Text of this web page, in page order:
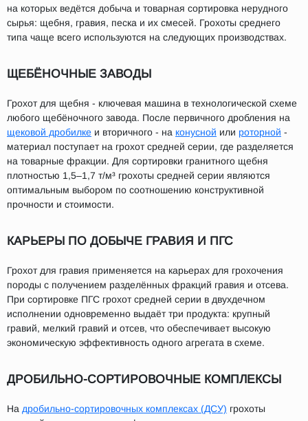
на которых ведётся добыча и товарная сортировка нерудного
сырья: щебня, гравия, песка и их смесей. Грохоты среднего
типа чаще всего используются на следующих производствах.
ЩЕБЁНОЧНЫЕ ЗАВОДЫ
Грохот для щебня - ключевая машина в технологической схеме
любого щебёночного завода. После первичного дробления на
щековой дробилке и вторичного - на конусной или роторной -
материал поступает на грохот средней серии, где разделяется
на товарные фракции. Для сортировки гранитного щебня
плотностью 1,5–1,7 т/м³ грохоты средней серии являются
оптимальным выбором по соотношению конструктивной
прочности и стоимости.
КАРЬЕРЫ ПО ДОБЫЧЕ ГРАВИЯ И ПГС
Грохот для гравия применяется на карьерах для грохочения
породы с получением разделённых фракций гравия и отсева.
При сортировке ПГС грохот средней серии в двухдечном
исполнении одновременно выдаёт три продукта: крупный
гравий, мелкий гравий и отсев, что обеспечивает высокую
экономическую эффективность одного агрегата в схеме.
ДРОБИЛЬНО-СОРТИРОВОЧНЫЕ КОМПЛЕКСЫ
На дробильно-сортировочных комплексах (ДСУ) грохоты